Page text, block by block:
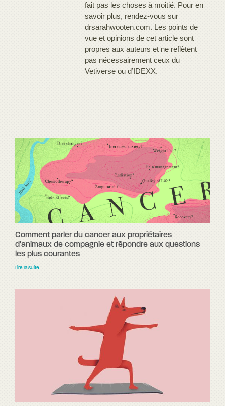
fait pas les choses à moitié. Pour en
savoir plus, rendez-vous sur
drsarahwooten.com. Les points de
vue et opinions de cet article sont
propres aux auteurs et ne reflètent
pas nécessairement ceux du
Vetiverse ou d’IDEXX.
Comment parler du cancer aux propriétaires
d'animaux de compagnie et répondre aux questions
les plus courantes
Lire la suite